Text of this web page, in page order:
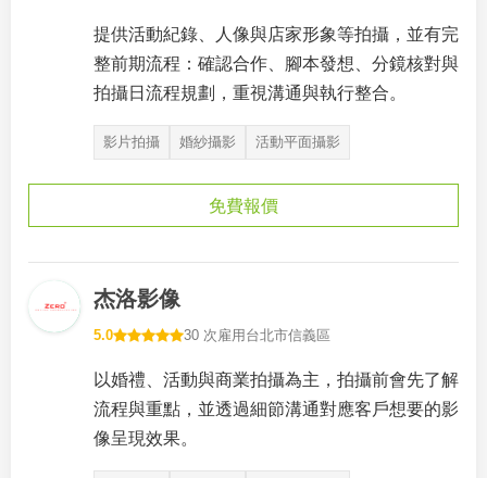
提供活動紀錄、人像與店家形象等拍攝，並有完
整前期流程：確認合作、腳本發想、分鏡核對與
拍攝日流程規劃，重視溝通與執行整合。
影片拍攝 婚紗攝影 活動平面攝影
免費報價
杰洛影像
5.0 30 次雇用 台北市信義區
以婚禮、活動與商業拍攝為主，拍攝前會先了解
流程與重點，並透過細節溝通對應客戶想要的影
像呈現效果。